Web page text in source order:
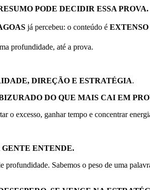
PODE DECIDIR ESSA PROVA.
já percebeu: o conteúdo é
profundidade, até a prova.
DIREÇÃO E ESTRATÉGIA.
DO QUE MAIS CAI EM
o excesso, ganhar tempo e concentrar
GENTE ENTENDE.
profundidade. Sabemos o peso de uma